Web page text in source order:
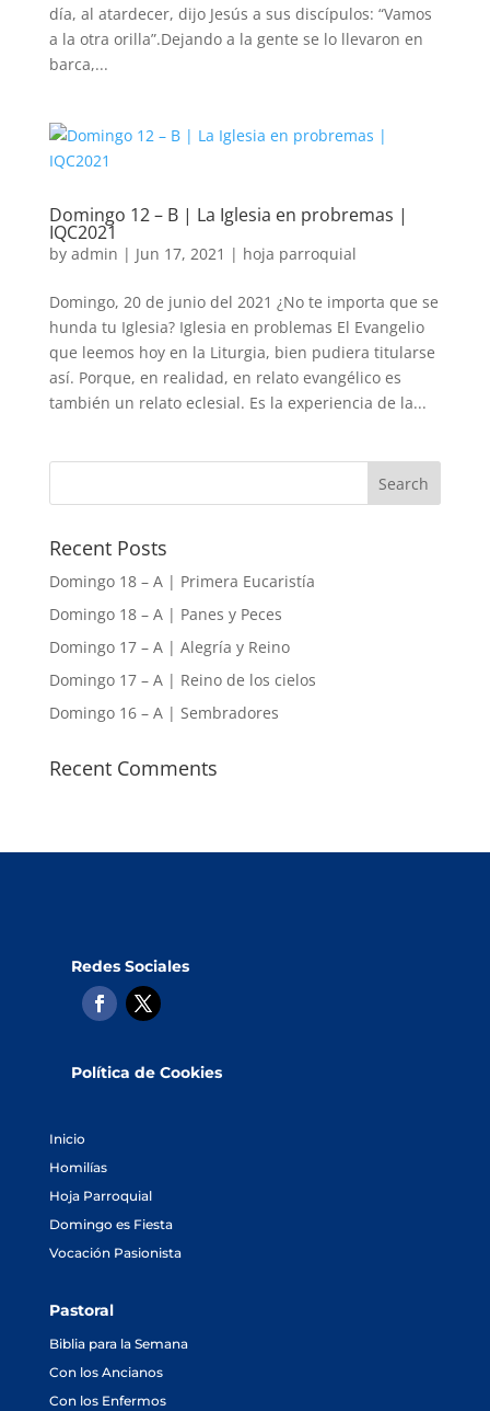
día, al atardecer, dijo Jesús a sus discípulos: “Vamos
a la otra orilla”.Dejando a la gente se lo llevaron en
barca,...
Domingo 12 – B | La Iglesia en probremas |
IQC2021
by admin | Jun 17, 2021 | hoja parroquial
Domingo, 20 de junio del 2021 ¿No te importa que se
hunda tu Iglesia? Iglesia en problemas El Evangelio
que leemos hoy en la Liturgia, bien pudiera titularse
así. Porque, en realidad, en relato evangélico es
también un relato eclesial. Es la experiencia de la...
Recent Posts
Domingo 18 – A | Primera Eucaristía
Domingo 18 – A | Panes y Peces
Domingo 17 – A | Alegría y Reino
Domingo 17 – A | Reino de los cielos
Domingo 16 – A | Sembradores
Recent Comments
Redes Sociales
Política de Cookies
Inicio
Homilías
Hoja Parroquial
Domingo es Fiesta
Vocación Pasionista
Pastoral
Biblia para la Semana
Con los Ancianos
Con los Enfermos